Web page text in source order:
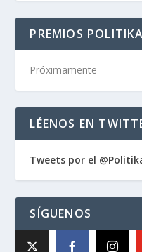
PREMIOS
Próximamente
LÉENOS EN
Tweets por el
SÍGUENOS